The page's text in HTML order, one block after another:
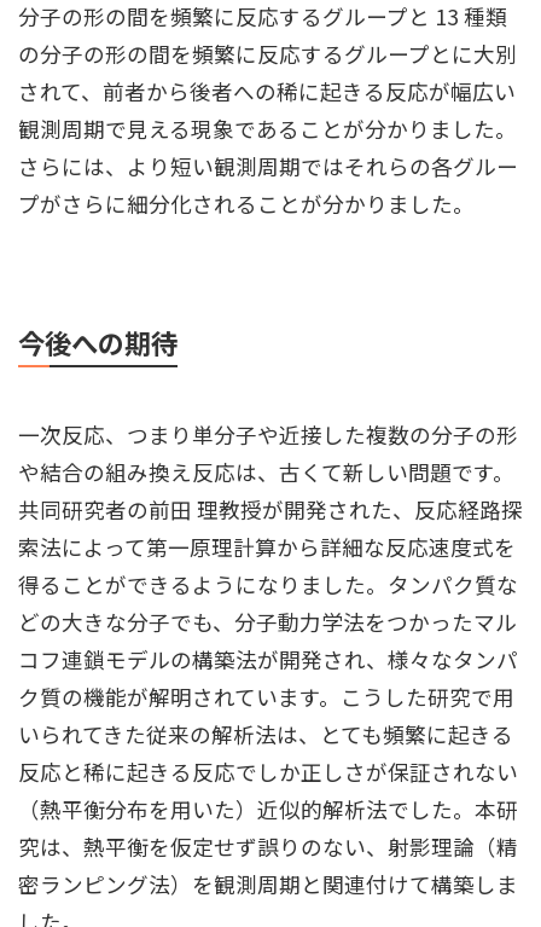
分⼦の形の間を頻繁に反応するグループと 13 種類
の分⼦の形の間を頻繁に反応するグループとに⼤別
されて、前者から後者への稀に起きる反応が幅広い
観測周期で⾒える現象であることが分かりました。
さらには、より短い観測周期ではそれらの各グルー
プがさらに細分化されることが分かりました。
今後への期待
⼀次反応、つまり単分⼦や近接した複数の分⼦の形
や結合の組み換え反応は、古くて新しい問題です。
共同研究者の前⽥ 理教授が開発された、反応経路探
索法によって第⼀原理計算から詳細な反応速度式を
得ることができるようになりました。タンパク質な
どの⼤きな分⼦でも、分⼦動⼒学法をつかったマル
コフ連鎖モデルの構築法が開発され、様々なタンパ
ク質の機能が解明されています。こうした研究で⽤
いられてきた従来の解析法は、とても頻繁に起きる
反応と稀に起きる反応でしか正しさが保証されない
（熱平衡分布を⽤いた）近似的解析法でした。本研
究は、熱平衡を仮定せず誤りのない、射影理論（精
密ランピング法）を観測周期と関連付けて構築しま